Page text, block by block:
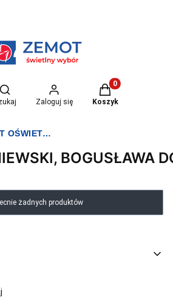
Otwórz wyszukiwarkę
Zaloguj się
Produkty w
Koszyk
I ELEKTRYKA
BOGUSŁAWA
żadnych produktów